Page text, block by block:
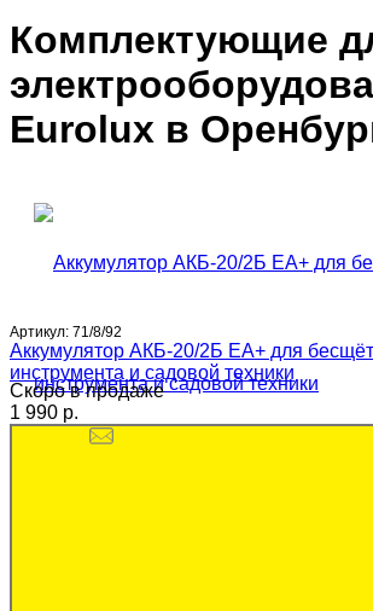
Комплектующие
Eurolux в
Артикул: 71/8/92
Аккумулятор АКБ-20/2Б EA+ для
инструмента и садовой техники
Скоро в продаже
1 990 p.